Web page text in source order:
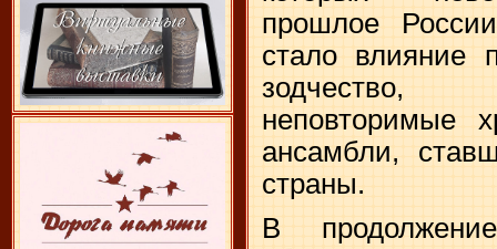
прошлое
стало влияние
зодчество,
неповторимые
ансамбли,
страны.
В